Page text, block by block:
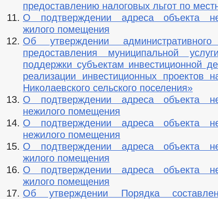
предоставлению налоговых льгот по
О подтверждении адреса объекта
жилого помещения
Об утверждении административного
предоставления муниципальной
поддержки субъектам инвестиционной
реализации инвестиционных проектов
Николаевского сельского поселения»
О подтверждении адреса объекта
нежилого помещения
О подтверждении адреса объекта
нежилого помещения
О подтверждении адреса объекта
жилого помещения
О подтверждении адреса объекта
жилого помещения
Об утверждении Порядка